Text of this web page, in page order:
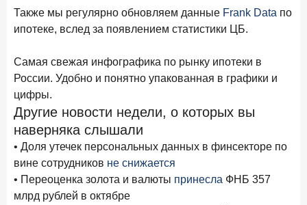
Также мы регулярно обновляем данные Frank Data по
ипотеке, вслед за появлением статистики ЦБ.
Самая свежая инфографика по рынку ипотеки в
России. Удобно и понятно упакованная в графики и
цифры.
Другие новости недели, о которых вы
наверняка слышали
• Доля утечек персональных данных в финсекторе по
вине сотрудников не снижается
• Переоценка золота и валюты принесла ФНБ 357
млрд рублей в октябре